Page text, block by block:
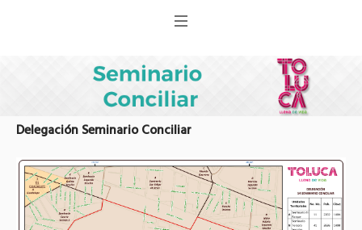
Delegación Seminario Conciliar